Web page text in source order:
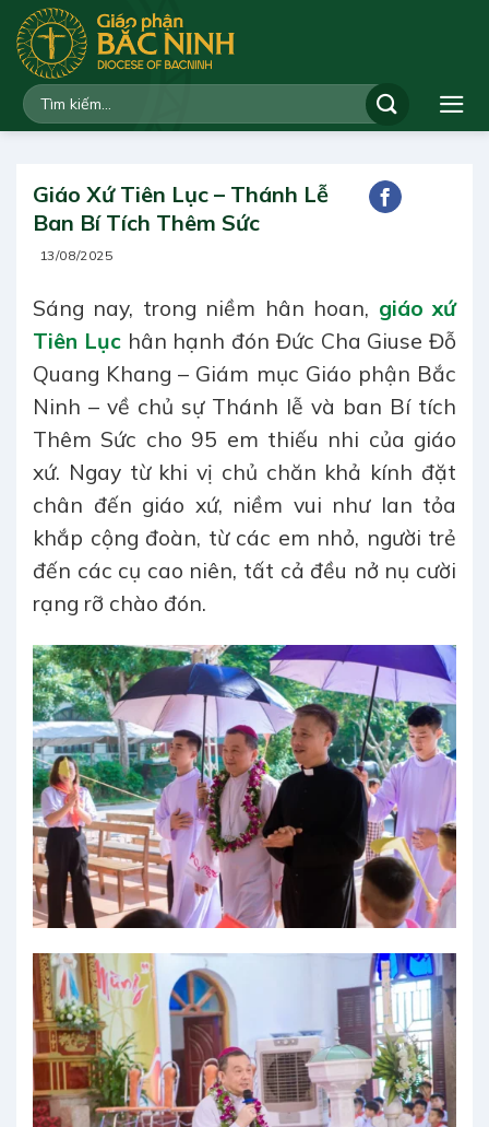
qua
dung
Giáo Xứ Tiên Lục – Thánh Lễ
Ban Bí Tích Thêm Sức
13/08/2025
Sáng nay, trong niềm hân hoan, giáo xứ
Tiên Lụchân hạnh đón Đức Cha Giuse Đỗ
Quang Khang – Giám mục Giáo phận Bắc
Ninh – về chủ sự Thánh lễ và ban Bí tích
Thêm Sức cho 95 em thiếu nhi của giáo
xứ. Ngay từ khi vị chủ chăn khả kính đặt
chân đến giáo xứ, niềm vui như lan tỏa
khắp cộng đoàn, từ các em nhỏ, người trẻ
đến các cụ cao niên, tất cả đều nở nụ cười
rạng rỡ chào đón.